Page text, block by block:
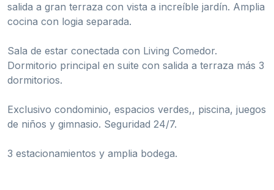
salida a gran terraza con vista a increíble jardín. Amplia
cocina con logia separada.
Sala de estar conectada con Living Comedor.
Dormitorio principal en suite con salida a terraza más 3
dormitorios.
Exclusivo condominio, espacios verdes,, piscina, juegos
de niños y gimnasio. Seguridad 24/7.
3 estacionamientos y amplia bodega.